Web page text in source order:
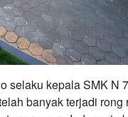
selaku kepala SMK N
banyak terjadi